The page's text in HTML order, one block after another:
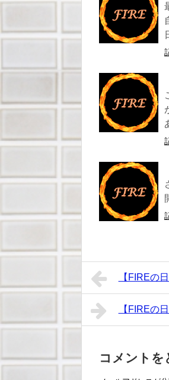
【FIREの
【FIREの
コメントを